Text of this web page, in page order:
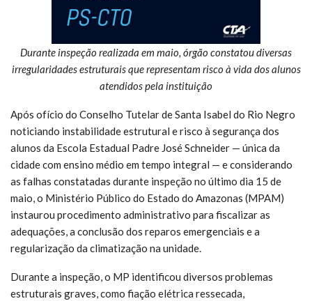
Durante inspeção realizada em maio, órgão constatou diversas
irregularidades estruturais que representam risco à vida dos alunos
atendidos pela instituição
Após ofício do Conselho Tutelar de Santa Isabel do Rio Negro
noticiando instabilidade estrutural e risco à segurança dos
alunos da Escola Estadual Padre José Schneider — única da
cidade com ensino médio em tempo integral — e considerando
as falhas constatadas durante inspeção no último dia 15 de
maio, o Ministério Público do Estado do Amazonas (MPAM)
instaurou procedimento administrativo para fiscalizar as
adequações, a conclusão dos reparos emergenciais e a
regularização da climatização na unidade.
Durante a inspeção, o MP identificou diversos problemas
estruturais graves, como fiação elétrica ressecada,